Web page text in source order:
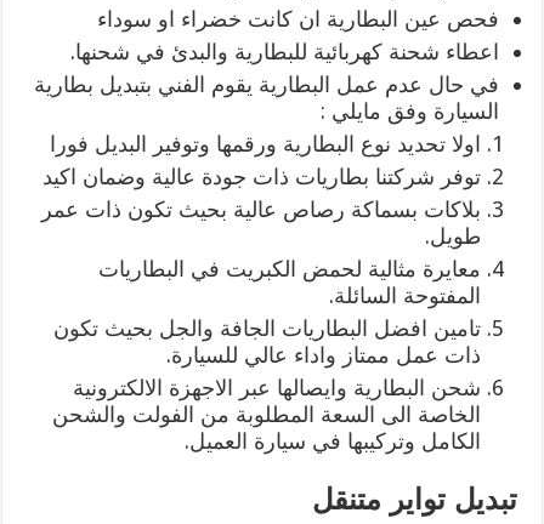
فحص عين البطارية ان كانت خضراء او سوداء
اعطاء شحنة كهربائية للبطارية والبدئ في شحنها.
في حال عدم عمل البطارية يقوم الفني بتبديل بطارية
السيارة وفق مايلي :
اولا تحديد نوع البطارية ورقمها وتوفير البديل فورا
توفر شركتنا بطاريات ذات جودة عالية وضمان اكيد
بلاكات بسماكة رصاص عالية بحيث تكون ذات عمر
طويل.
معايرة مثالية لحمض الكبريت في البطاريات
المفتوحة السائلة.
تامين افضل البطاريات الجافة والجل بحيث تكون
ذات عمل ممتاز واداء عالي للسيارة.
شحن البطارية وايصالها عبر الاجهزة الالكترونية
الخاصة الى السعة المطلوبة من الفولت والشحن
الكامل وتركيبها في سيارة العميل.
تبديل تواير متنقل